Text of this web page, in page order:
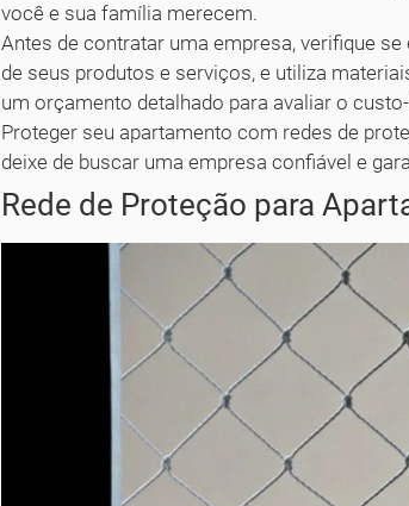
você e sua família merecem.
Antes de contratar uma empresa, verifique
de seus produtos e serviços, e utiliza
um orçamento detalhado para avaliar o
Proteger seu apartamento com redes de
deixe de buscar uma empresa confiável e
Rede de Proteção para